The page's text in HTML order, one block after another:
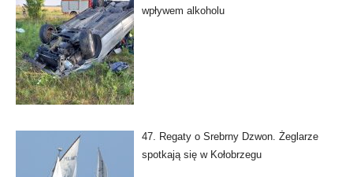
wpływem alkoholu
47. Regaty o Srebrny Dzwon. Żeglarze
spotkają się w Kołobrzegu